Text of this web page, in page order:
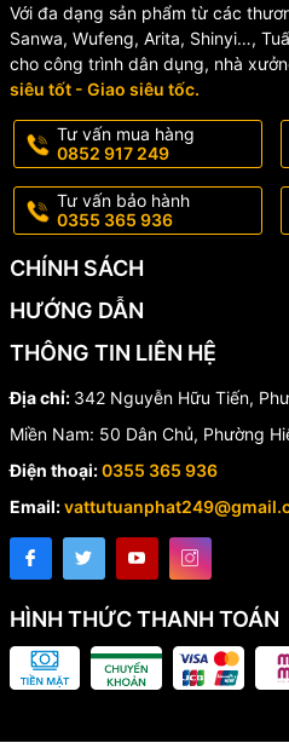
Với đa dạng sản phẩm từ các
Sanwa, Wufeng, Arita, Shinyi…,
cho công trình dân dụng, nhà
siêu tốt - Giao siêu tốc.
Tư vấn mua hàng
0852 917 249
Tư vấn bảo hành
0355 365 936
CHÍNH SÁCH
HƯỚNG DẪN
THÔNG TIN LIÊN HỆ
Địa chỉ: 342 Nguyễn Hữu Tiến,
Miền Nam: 50 Dân Chủ, Phường
Điện thoại:0355 365 936
Email:
HÌNH THỨC THANH TOÁN